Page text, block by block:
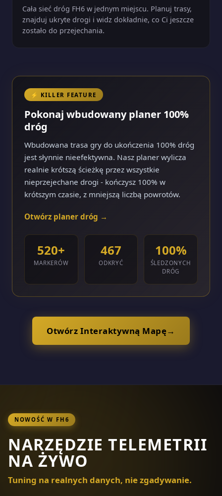
Cała sieć dróg FH6 w jednym miejscu. Planuj trasy,
znajduj ukryte drogi i widz dokładnie, co Ci jeszcze
zostało do przejechania.
⚡ KILLER FEATURE
Pokonaj wbudowany planer 100%
dróg
Wbudowana trasa gry do ukończenia 100% dróg
jest słynnie nieefektywna. Nasz planer wylicza
realnie krótszą ścieżkę przez wszystkie
nieprzejechane drogi - kończysz 100% w
krótszym czasie, z mniejszą liczbą powrotów.
Otwórz planer dróg →
520+
MARKERÓW
467
ODKRYĆ
100%
ŚLEDZONYCH
DRÓG
Otwórz Interaktywną Mapę→
NOWOŚĆ W FH6
NARZĘDZIE TELEMETRII
NA ŻYWO
Tuning na realnych danych, nie zgadywanie.